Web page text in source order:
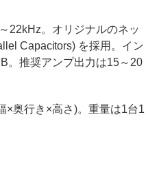
22kHz。オリジナルのネッ
Capacitors) を採用。イン
。推奨アンプ出力は15～20
奥行き×高さ)。重量は1台1